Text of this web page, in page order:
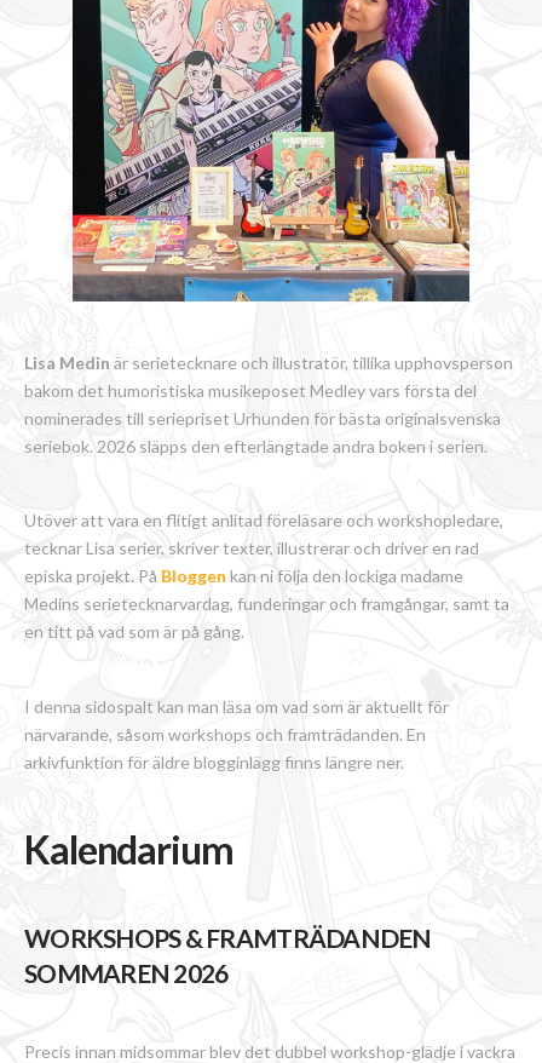
Lisa Medin är serietecknare och illustratör, tillika upphovsperson
bakom det humoristiska musikeposet Medley vars första del
nominerades till seriepriset Urhunden för bästa originalsvenska
seriebok. 2026 släpps den efterlängtade andra boken i serien.
Utöver att vara en flitigt anlitad föreläsare och workshopledare,
tecknar Lisa serier, skriver texter, illustrerar och driver en rad
episka projekt. På Bloggen kan ni följa den lockiga madame
Medins serietecknarvardag, funderingar och framgångar, samt ta
en titt på vad som är på gång.
I denna sidospalt kan man läsa om vad som är aktuellt för
närvarande, såsom workshops och framträdanden. En
arkivfunktion för äldre blogginlägg finns längre ner.
Kalendarium
WORKSHOPS & FRAMTRÄDANDEN
SOMMAREN 2026
Precis innan midsommar blev det dubbel workshop-glädje i vackra